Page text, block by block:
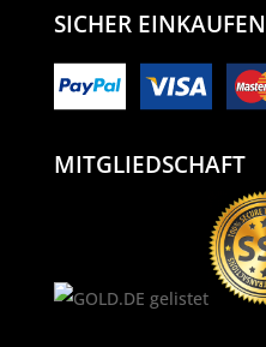
SICHER EINKAUFEN
MITGLIEDSCHAFT